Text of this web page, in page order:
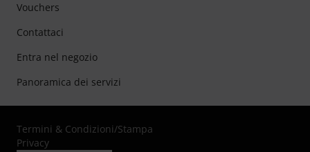
Vouchers
Contattaci
Entra nel negozio
Panoramica dei servizi
Termini & Condizioni/Stampa
Privacy